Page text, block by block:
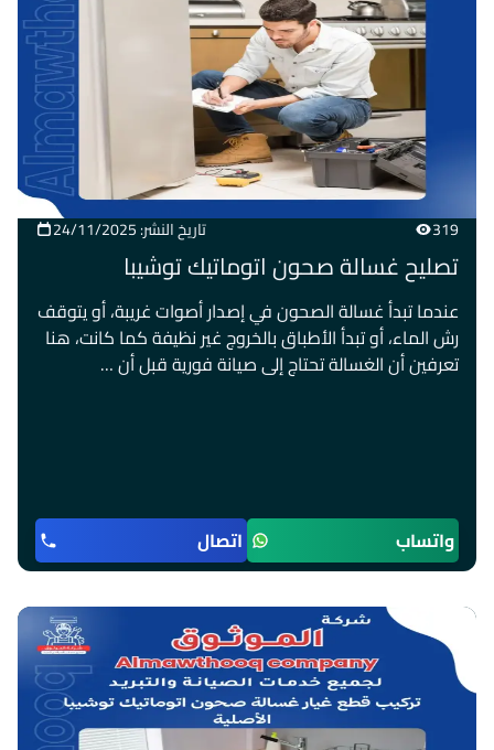
319 تاريخ النشر: 24/11/2025
تصليح غسالة صحون اتوماتيك توشيبا
عندما تبدأ غسالة الصحون في إصدار أصوات غريبة، أو يتوقف
رش الماء، أو تبدأ الأطباق بالخروج غير نظيفة كما كانت، هنا
تعرفين أن الغسالة تحتاج إلى صيانة فورية قبل أن …
واتساب اتصال